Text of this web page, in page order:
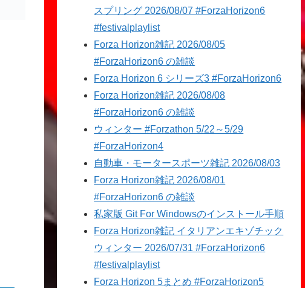
スプリング 2026/08/07 #ForzaHorizon6
#festivalplaylist
Forza Horizon雑記 2026/08/05
#ForzaHorizon6 の雑談
Forza Horizon 6 シリーズ3 #ForzaHorizon6
Forza Horizon雑記 2026/08/08
#ForzaHorizon6 の雑談
ウィンター #Forzathon 5/22～5/29
#ForzaHorizon4
自動車・モータースポーツ雑記 2026/08/03
Forza Horizon雑記 2026/08/01
#ForzaHorizon6 の雑談
私家版 Git For Windowsのインストール手順
Forza Horizon雑記 イタリアンエキゾチック
ウィンター 2026/07/31 #ForzaHorizon6
#festivalplaylist
Forza Horizon 5まとめ #ForzaHorizon5